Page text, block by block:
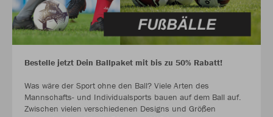
Bestelle jetzt Dein Ballpaket mit bis zu 50% Rabatt!
Was wäre der Sport ohne den Ball? Viele Arten des
Mannschafts- und Individualsports bauen auf dem Ball auf.
Zwischen vielen verschiedenen Designs und Größen